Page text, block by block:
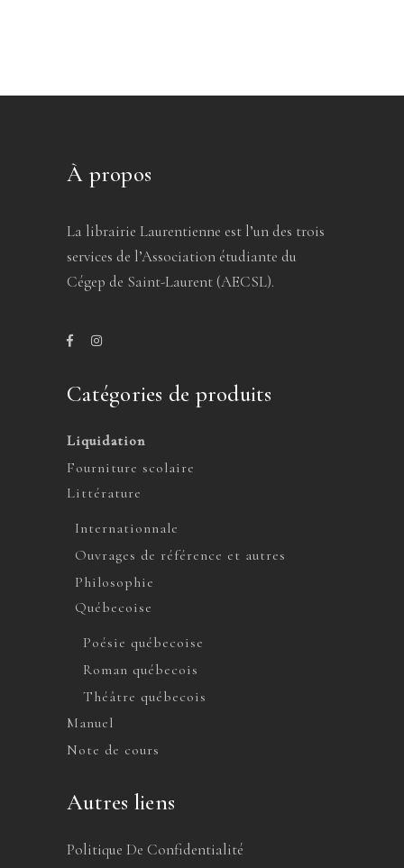
À propos
La librairie Laurentienne est l’un des trois
services de l’Association étudiante du
Cégep de Saint-Laurent (AECSL).
Catégories de produits
Liquidation
Fourniture scolaire
Littérature
Internationnale
Ouvrages de référence et autres
Philosophie
Québecoise
Poésie québecoise
Roman québecois
Théâtre québecois
Manuel
Note de cours
Autres liens
Politique De Confidentialité